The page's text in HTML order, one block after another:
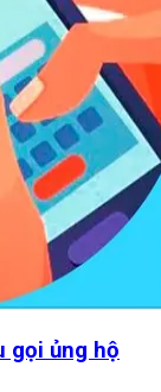
gọi ủng hộ